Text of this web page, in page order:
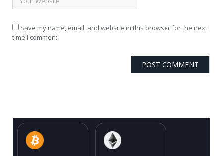
Save my name, email, and website in this browser for the next
time I comment.